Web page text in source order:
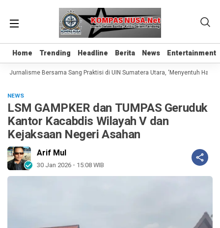
Home Trending Headline Berita News Entertainment
Home Trending Headline Berita News Entertainment
Bersama Sang Praktisi di UIN Sumatera Utara, ‘Menyentuh Hati
NEWS
LSM GAMPKER dan TUMPAS Geruduk
Kantor Kacabdis Wilayah V dan
Kejaksaan Negeri Asahan
Arif Mul
30 Jan 2026 - 15:08 WIB